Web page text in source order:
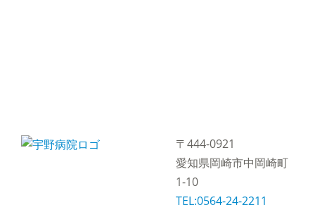
〒444-0921
愛知県岡崎市中岡崎町
1-10
TEL:0564-24-2211